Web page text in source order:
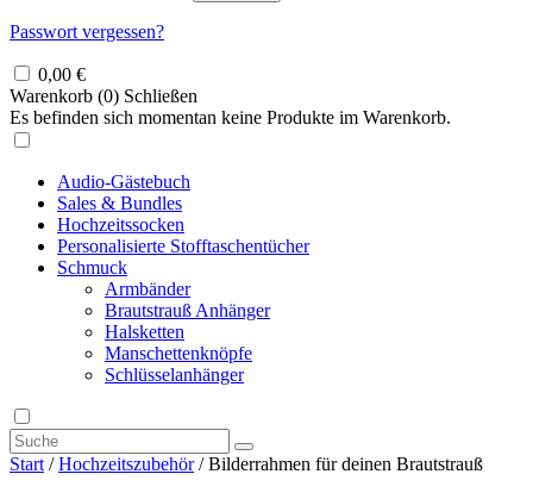
Passwort vergessen?
0,00 €
Warenkorb (0) Schließen
Es befinden sich momentan keine Produkte im Warenkorb.
Audio-Gästebuch
Sales & Bundles
Hochzeitssocken
Personalisierte Stofftaschentücher
Schmuck
Armbänder
Brautstrauß Anhänger
Halsketten
Manschettenknöpfe
Schlüsselanhänger
Start /Hochzeitszubehör/ Bilderrahmen für deinen Brautstrauß